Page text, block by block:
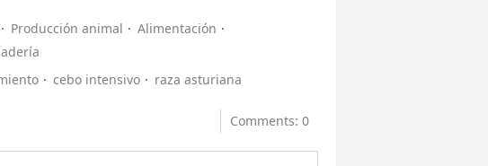
Producción animal
Alimentación
cebo intensivo raza asturiana
Comments: 0